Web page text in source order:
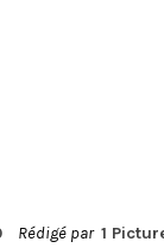
Rédigé par 1